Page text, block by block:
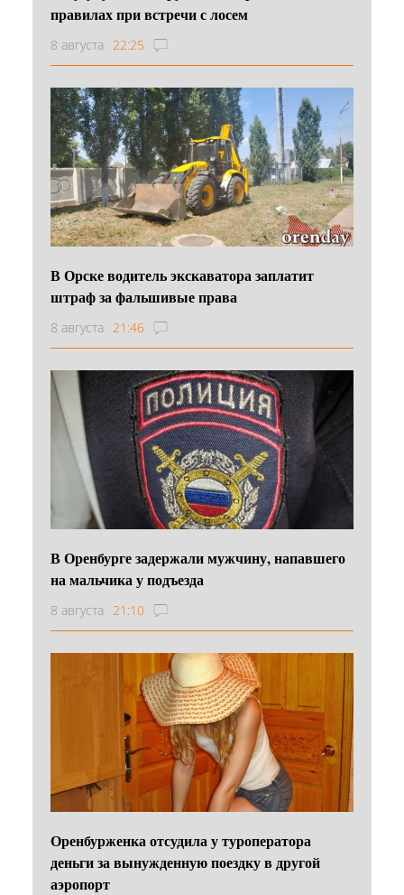
правилах при встречи с лосем
8 августа 22:25
В Орске водитель экскаватора заплатит
штраф за фальшивые права
8 августа 21:46
В Оренбурге задержали мужчину, напавшего
на мальчика у подъезда
8 августа 21:10
Оренбурженка отсудила у туроператора
деньги за вынужденную поездку в другой
аэропорт